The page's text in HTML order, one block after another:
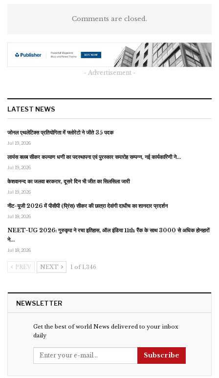
Comments are closed.
- Advertisement -
LATEST NEWS
जोनल एथलेटिक्स प्रतियोगिता में फ्लोरेटो ने जीते 35 पदक
Jul 19, 2026
लायंस क्लब सीकर कल्याण धणी का पदस्थापना एवं पुरस्कार समारोह सम्पन्न, नई कार्यकारिणी ने…
Jul 19, 2026
केशवानन्द का जलवा बरकरार, दूसरे दिन भी जीत का सिलसिला जारी
Jul 19, 2026
नीट-यूजी 2026 में पीसीपी (प्रिंस) सीकर की छात्रा देवांगी दाधीच का शानदार प्रदर्शन
Jul 18, 2026
NEET-UG 2026: गुरुकृपा ने रचा इतिहास, ऑल इंडिया 11th रैंक के साथ 3000 से अधिक होनहारों
ने…
Jul 18, 2026
PREV NEXT 1 of 1,346
NEWSLETTER
Get the best of world News delivered to your inbox
daily
Subscribe